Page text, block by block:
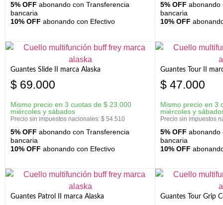
5% OFF abonando con Transferencia
bancaria
10% OFF abonando con Efectivo
5% OFF abonando
bancaria
10% OFF
Guantes Slide II marca Alaska
$ 69.000
Mismo precio en 3 cuotas de $ 23.000
miércoles y sábados
Precio sin impuestos nacionales: $ 54.510
5% OFF abonando con Transferencia
bancaria
10% OFF abonando con Efectivo
Guantes Tour II
$ 47.000
Mismo precio en 3
miércoles y
Precio sin impuestos
5% OFF abonando
bancaria
10% OFF
Guantes Patrol II marca Alaska Guantes Tour Grip